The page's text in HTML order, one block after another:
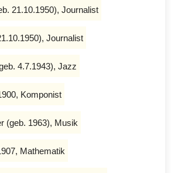
21.10.1950), Journalist
Journalist
4.7.1943), Jazz
Komponist
(geb. 1963), Musik
Mathematik